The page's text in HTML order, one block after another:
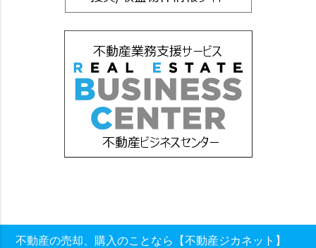
不動産の売却、購入のことなら【不動産ジカネット】